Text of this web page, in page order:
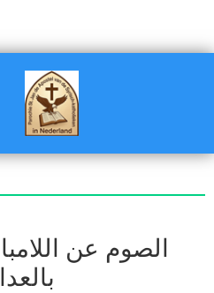
الصوم عن